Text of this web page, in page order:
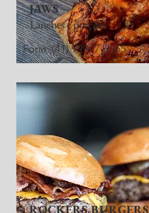
JAWS
Lanches e porções
Fone:(41) 99997-6965
ROCKERS BURGERS